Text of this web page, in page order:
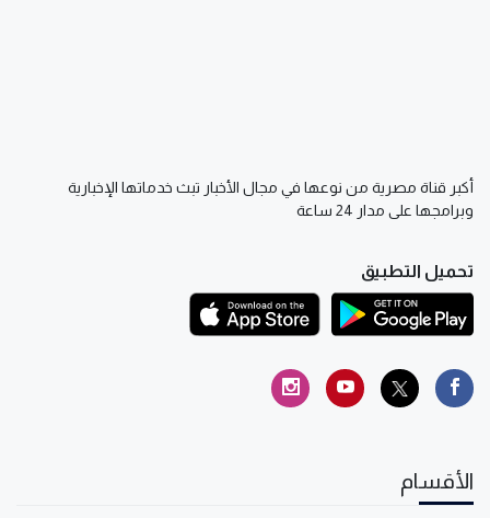
أكبر قناة مصرية من نوعها في مجال الأخبار تبث خدماتها الإخبارية
وبرامجها على مدار 24 ساعة
تحميل التطبيق
الأقسام